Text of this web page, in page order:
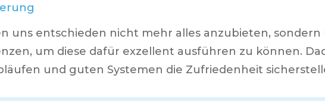
uns entschieden nicht mehr alles anzubieten,
um diese dafür exzellent ausführen zu können.
und guten Systemen die Zufriedenheit